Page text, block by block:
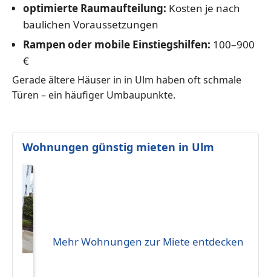
optimierte Raumaufteilung: Kosten je nach
baulichen Voraussetzungen
Rampen oder mobile Einstiegshilfen: 100–900
€
Gerade ältere Häuser in in Ulm haben oft schmale
Türen – ein häufiger Umbaupunkte.
Wohnungen günstig mieten in Ulm
Mehr Wohnungen zur Miete entdecken